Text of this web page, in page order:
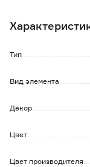
Конструкция с
- под плинтус
- безопасность -
Тип
Вид элемента
Декор
Цвет
Цвет производителя